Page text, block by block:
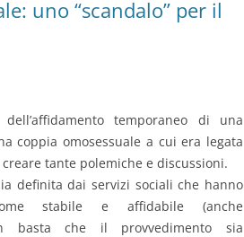
uno “scandalo” per il
dell’affidamento temporaneo di una
coppia omosessuale a cui era legata
tante polemiche e discussioni.
definita dai servizi sociali che hanno
stabile e affidabile (anche
basta che il provvedimento sia